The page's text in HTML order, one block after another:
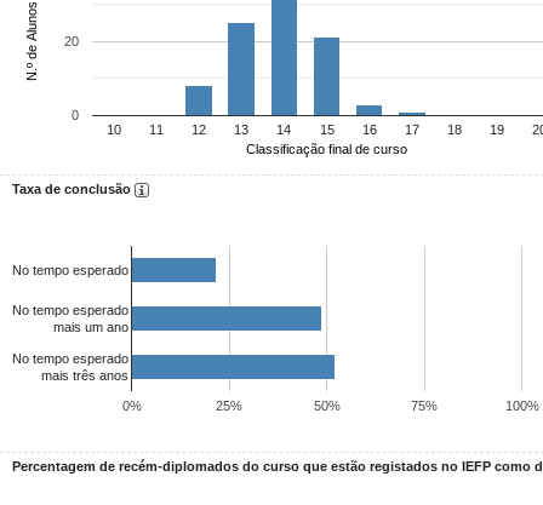
10 11 12 13 14 15 16 17 18 19
0
20
Classificação final de curso
N.º de Alunos
Taxa de conclusão
0% 25% 50% 75% 100%
No tempo esperado
No tempo esperado
mais um ano
No tempo esperado
mais três anos
Percentagem de recém-diplomados do curso que estão registados no IEFP como